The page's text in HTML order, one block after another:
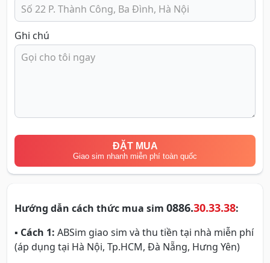
Ghi chú
ĐẶT MUA
Giao sim nhanh miễn phí toàn quốc
Hướng dẫn cách thức mua sim 0886.30.33.38:
▪ Cách 1: ABSim giao sim và thu tiền tại nhà miễn phí
(áp dụng tại Hà Nội, Tp.HCM, Đà Nẵng, Hưng Yên)